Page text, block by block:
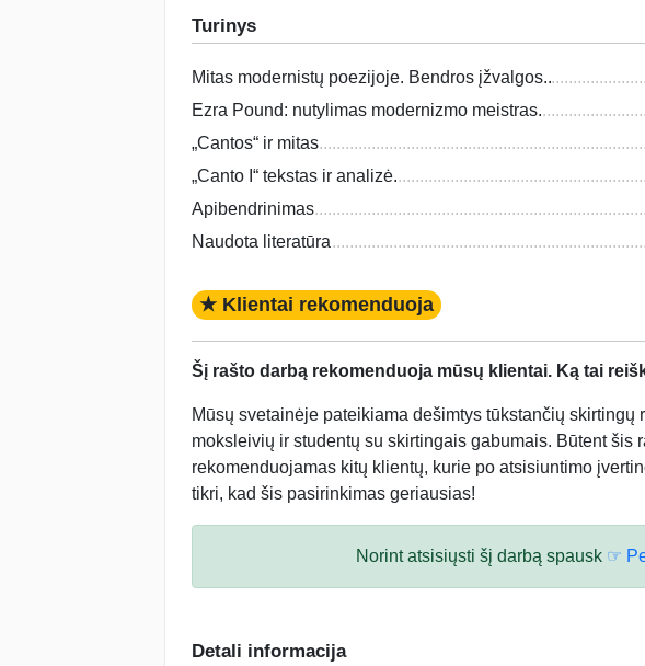
Turinys
Mitas modernistų poezijoje. Bendros įžvalgos..
Ezra Pound: nutylimas modernizmo meistras.
„Cantos“ ir mitas
„Canto I“ tekstas ir analizė.
Apibendrinimas
Naudota literatūra
★ Klientai rekomenduoja
Šį rašto darbą rekomenduoja mūsų klientai. Ką tai
Mūsų svetainėje pateikiama dešimtys tūkstančių skirtingų
moksleivių ir studentų su skirtingais gabumais. Būtent šis
rekomenduojamas kitų klientų, kurie po atsisiuntimo
tikri, kad šis pasirinkimas geriausias!
Norint atsisiųsti šį darbą spausk ☞
Detali informacija